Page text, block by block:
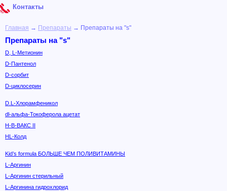
Контакты
Главная → Препараты → Препараты на "s"
Препараты на "s"
D, L-Метионин
D-Пантенол
D-сорбит
D-циклосерин
D.L-Хлорамфеникол
dl-альфа-Токоферола ацетат
H-B-ВАКС II
HL-Колд
Kid’s formula БОЛЬШЕ ЧЕМ ПОЛИВИТАМИНЫ
L-Аргинин
L-Аргинин стерильный
L-Аргинина гидрохлорид